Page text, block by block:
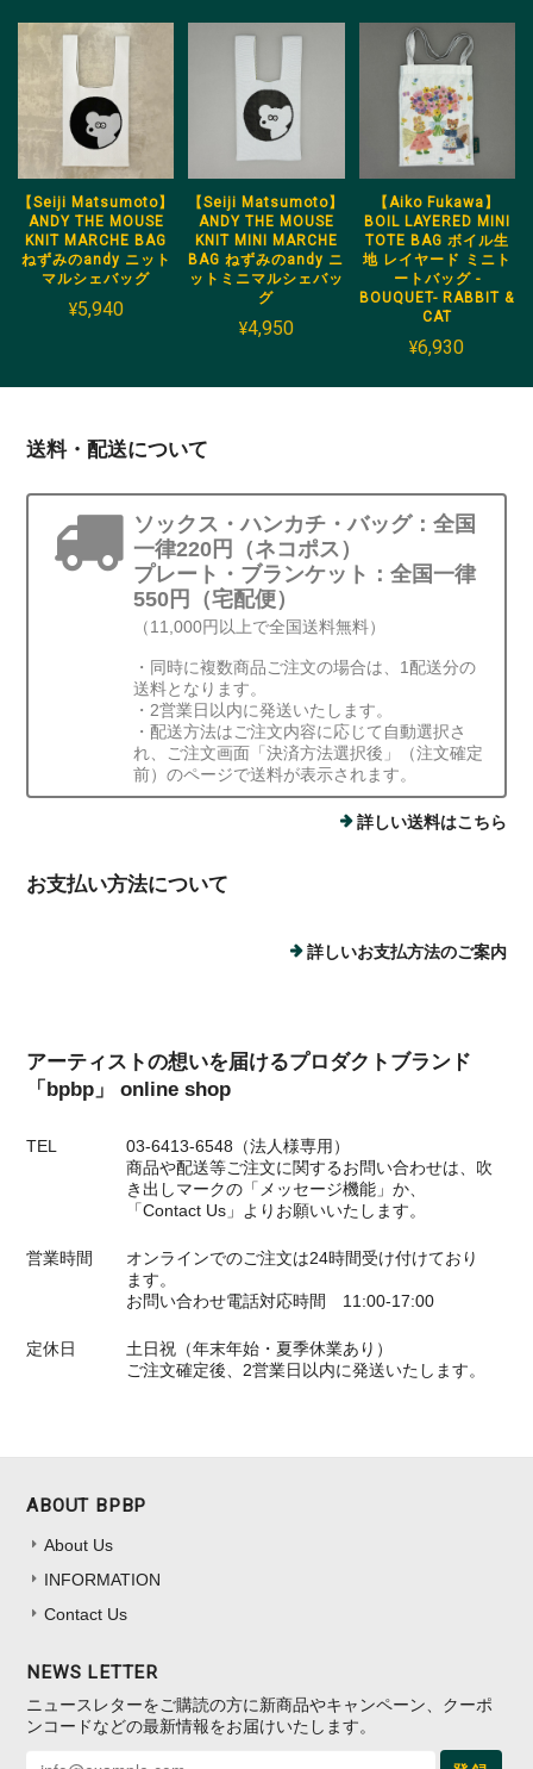
【Seiji Matsumoto】
ANDY THE MOUSE
KNIT MARCHE BAG
ねずみのandy ニット
マルシェバッグ
¥5,940
【Seiji Matsumoto】
ANDY THE MOUSE
KNIT MINI MARCHE
BAG ねずみのandy ニ
ットミニマルシェバッ
グ
¥4,950
【Aiko Fukawa】
BOIL LAYERED MINI
TOTE BAG ボイル生
地 レイヤード ミニト
ートバッグ -
BOUQUET- RABBIT &
CAT
¥6,930
送料・配送について
ソックス・ハンカチ・バッグ：全国
一律220円（ネコポス）
プレート・ブランケット：全国一律
550円（宅配便）
（11,000円以上で全国送料無料）
・同時に複数商品ご注文の場合は、1配送分の
送料となります。
・2営業日以内に発送いたします。
・配送方法はご注文内容に応じて自動選択さ
れ、ご注文画面「決済方法選択後」（注文確定
前）のページで送料が表示されます。
詳しい送料はこちら
お支払い方法について
詳しいお支払方法のご案内
アーティストの想いを届けるプロダクトブランド
「bpbp」 online shop
TEL
03-6413-6548（法人様専用）
商品や配送等ご注文に関するお問い合わせは、吹
き出しマークの「メッセージ機能」か、
「Contact Us」よりお願いいたします。
営業時間
オンラインでのご注文は24時間受け付けており
ます。
お問い合わせ電話対応時間 11:00-17:00
定休日
土日祝（年末年始・夏季休業あり）
ご注文確定後、2営業日以内に発送いたします。
ABOUT BPBP
About Us
INFORMATION
Contact Us
NEWS LETTER
ニュースレターをご購読の方に新商品やキャンペーン、クーポ
ンコードなどの最新情報をお届けいたします。